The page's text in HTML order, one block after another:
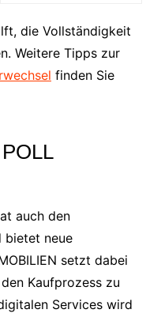
die Vollständigkeit
Weitere Tipps zur
finden Sie
auch den
bietet neue
setzt dabei
Kaufprozess zu
Services wird